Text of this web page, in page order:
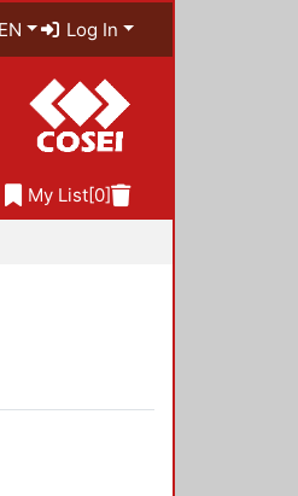
EN Log In
My List[0]